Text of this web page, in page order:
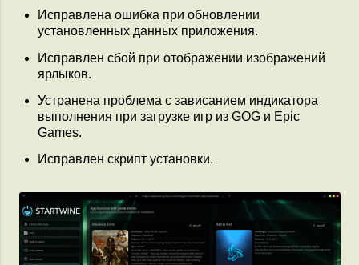
Исправлена ошибка при обновлении
установленных данных приложения.
Исправлен сбой при отображении изображений
ярлыков.
Устранена проблема с зависанием индикатора
выполнения при загрузке игр из GOG и Epic
Games.
Исправлен скрипт установки.